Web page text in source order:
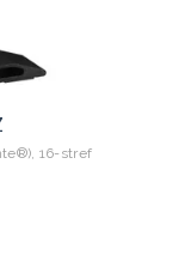
16-stref